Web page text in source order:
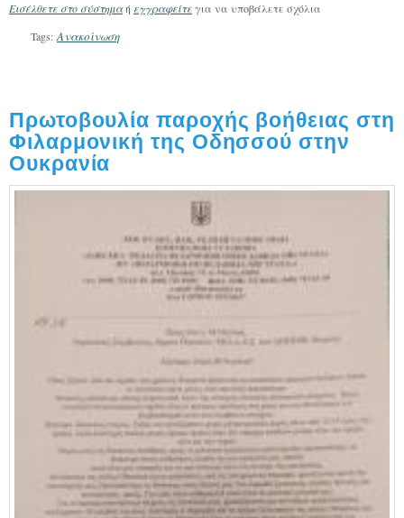
Νοημοσύνης"
Εισέλθετε στο σύστημαή εγγραφείτεγια να υποβάλετε σχόλια
Tags: Ανακοίνωση
Πρωτοβουλία παροχής βοήθειας στη
Φιλαρμονική της Οδησσού στην
Ουκρανία